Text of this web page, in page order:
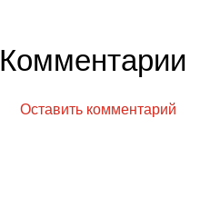
Комментарии
Оставить комментарий